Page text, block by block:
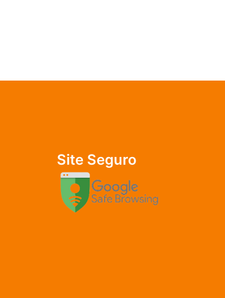
Site Seguro